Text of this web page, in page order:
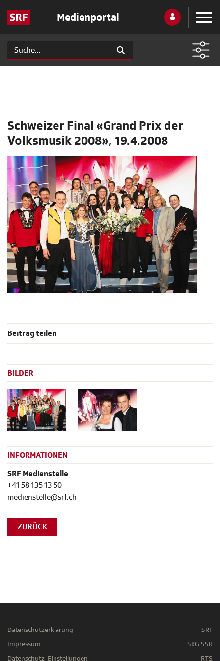
Medienportal
Schweizer Final «Grand Prix der
Volksmusik 2008», 19.4.2008
Beitrag teilen
BILDER
INFORMATIONEN
SRF Medienstelle
+41 58 135 13 50
medienstelle@srf.ch
ZURÜCK
Datenschutzerklärung
Impressum
Datenschutz-Einstellungen
SRF
SRG SSR
RTS